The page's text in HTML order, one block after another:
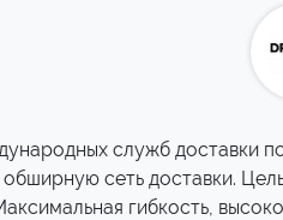
служб доставки
сеть доставки.
гибкость,